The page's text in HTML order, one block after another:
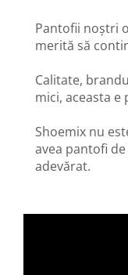
Pantofii noștri
merită să
Calitate,
mici, aceasta
Shoemix nu
avea pantofi
adevărat.